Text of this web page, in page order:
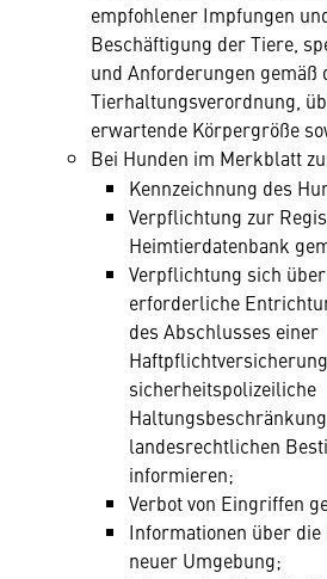
empfohlener Impfungen
Beschäftigung der Tiere,
und Anforderungen gemäß
Tierhaltungsverordnung,
erwartende Körpergröße
Bei Hunden im Merkblatt
Kennzeichnung des
Verpflichtung zur
Heimtierdatenbank
Verpflichtung sich
erforderliche
des Abschlusses einer
sicherheitspolizeiliche
landesrechtlichen
informieren;
Verbot von Eingriffen
Informationen über
neuer Umgebung;